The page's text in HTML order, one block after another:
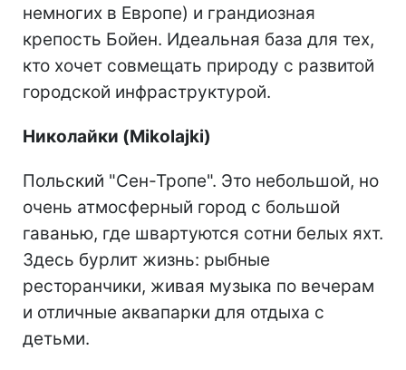
немногих в Европе) и грандиозная
крепость Бойен. Идеальная база для тех,
кто хочет совмещать природу с развитой
городской инфраструктурой.
Николайки (Mikolajki)
Польский "Сен-Тропе". Это небольшой, но
очень атмосферный город с большой
гаванью, где швартуются сотни белых яхт.
Здесь бурлит жизнь: рыбные
ресторанчики, живая музыка по вечерам
и отличные аквапарки для отдыха с
детьми.